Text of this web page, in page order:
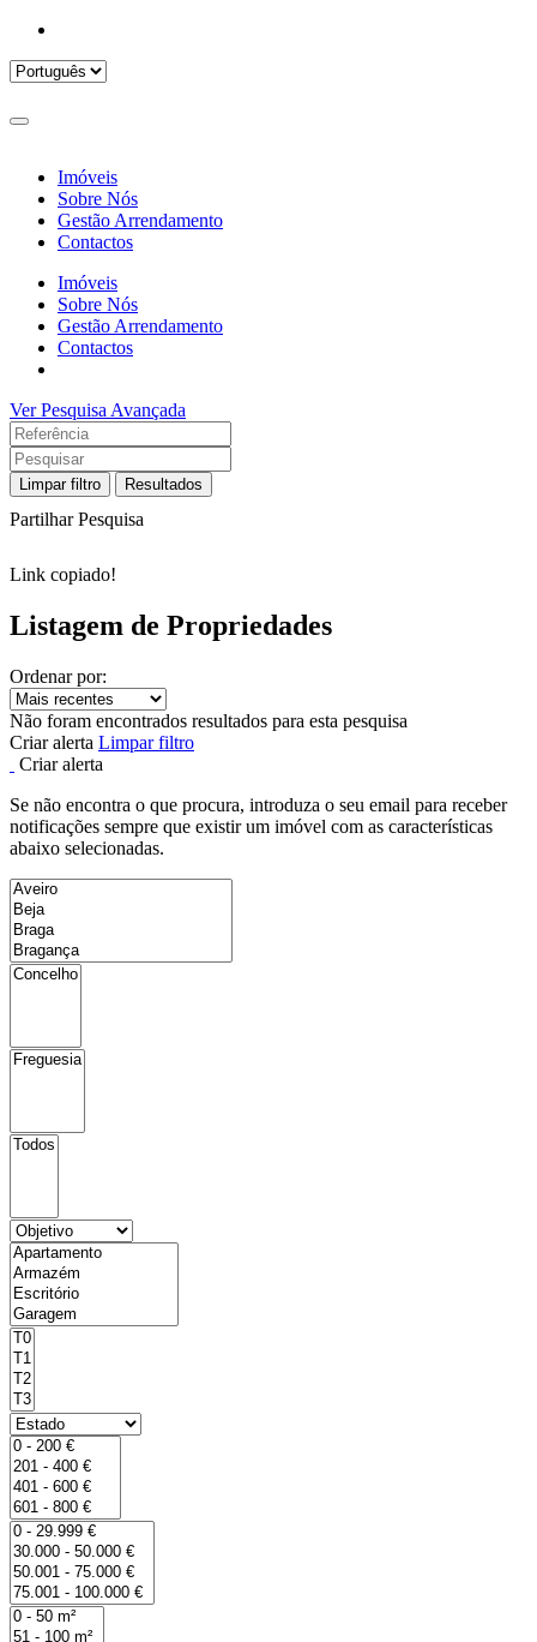
Imóveis
Sobre Nós
Gestão Arrendamento
Contactos
Imóveis
Sobre Nós
Gestão Arrendamento
Contactos
Ver Pesquisa Avançada
Limpar filtro Resultados
Partilhar Pesquisa
Link copiado!
Listagem de Propriedades
Ordenar por:
Não foram encontrados resultados para esta pesquisa
Criar alerta Limpar filtro
Criar alerta
Se não encontra o que procura, introduza o seu email para receber
notificações sempre que existir um imóvel com as características
abaixo selecionadas.